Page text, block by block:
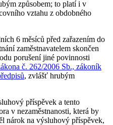
způsobem; to platí i v
vztahu z obdobného
6 měsíců před zařazením do
zaměstnavatelem skončen
porušení jiné povinnosti
č. 262/2006 Sb., zákoník
, zvlášť hrubým
příspěvek a tento
v nezaměstnanosti, která by
nárok na výsluhový příspěvek,